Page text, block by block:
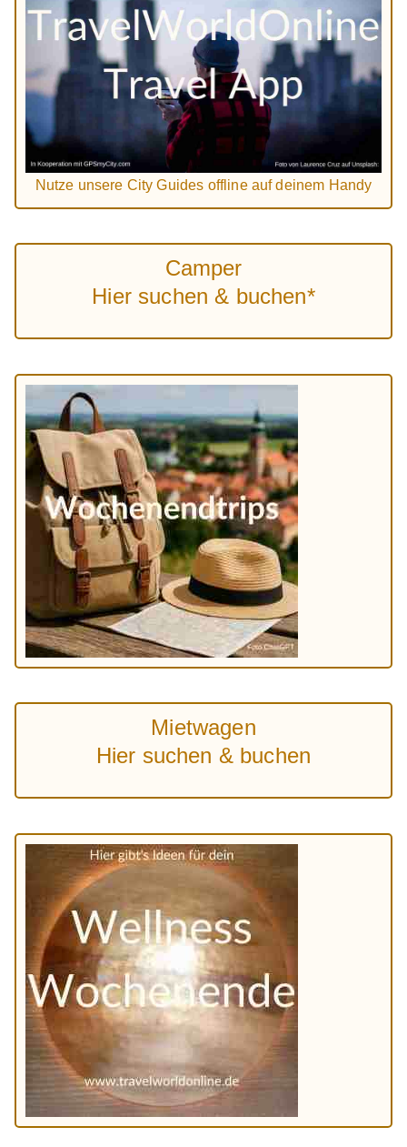
Nutze unsere City Guides offline auf deinem Handy
Camper
Hier suchen & buchen*
Mietwagen
Hier suchen & buchen